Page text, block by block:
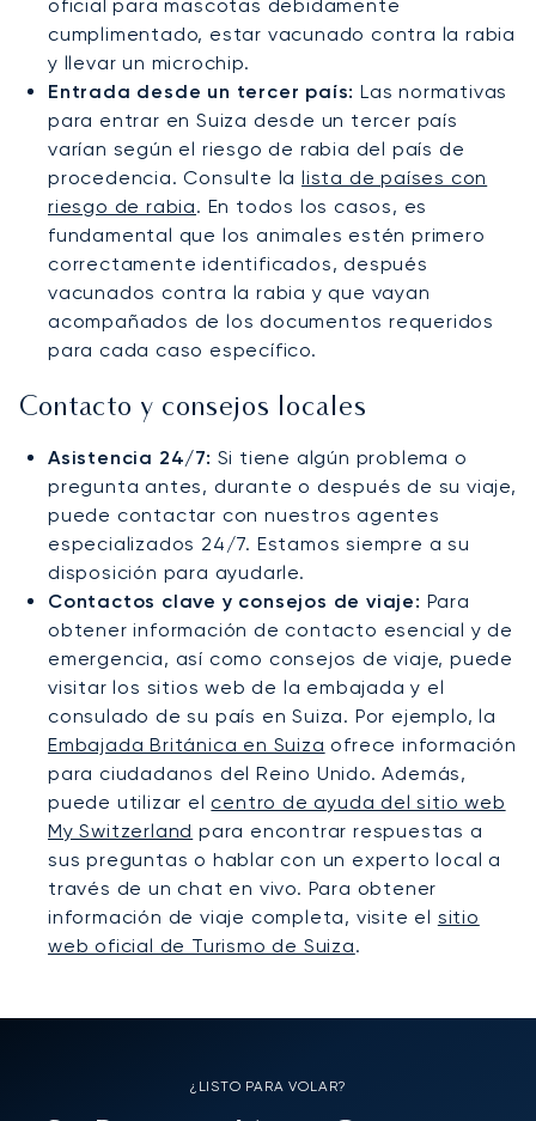
oficial para mascotas debidamente
cumplimentado, estar vacunado contra la rabia
y llevar un microchip.
Entrada desde un tercer país: Las normativas
para entrar en Suiza desde un tercer país
varían según el riesgo de rabia del país de
procedencia. Consulte lalista de países con
riesgo de rabia. En todos los casos, es
fundamental que los animales estén primero
correctamente identificados, después
vacunados contra la rabia y que vayan
acompañados de los documentos requeridos
para cada caso específico.
Contacto y consejos locales
Asistencia 24/7: Si tiene algún problema o
pregunta antes, durante o después de su viaje,
puede contactar con nuestros agentes
especializados 24/7. Estamos siempre a su
disposición para ayudarle.
Contactos clave y consejos de viaje: Para
obtener información de contacto esencial y de
emergencia, así como consejos de viaje, puede
visitar los sitios web de la embajada y el
consulado de su país en Suiza. Por ejemplo, la
Embajada Británica en Suiza ofrece información
para ciudadanos del Reino Unido. Además,
puede utilizar el centro de ayuda del sitio web
My Switzerland para encontrar respuestas a
sus preguntas o hablar con un experto local a
través de un chat en vivo. Para obtener
información de viaje completa, visite el sitio
web oficial de Turismo de Suiza.
¿LISTO PARA VOLAR?